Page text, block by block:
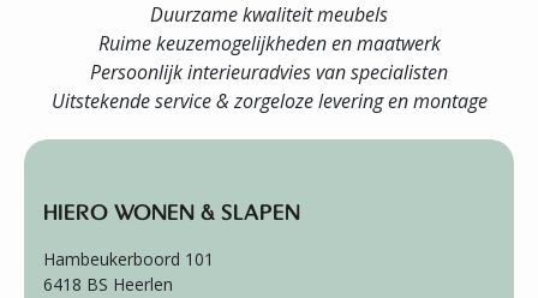
Duurzame kwaliteit meubels
Ruime keuzemogelijkheden en maatwerk
Persoonlijk interieuradvies van specialisten
Uitstekende service & zorgeloze levering en montage
HIERO WONEN & SLAPEN
Hambeukerboord 101
6418 BS Heerlen